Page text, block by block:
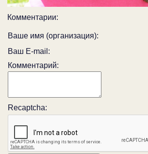
Комментарии:
Ваше имя (организация):
Ваш E-mail:
Комментарий:
Recaptcha: